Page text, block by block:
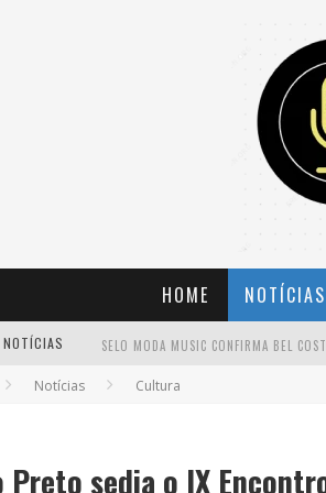
HOME NOTÍCIAS
BANDA MOLE DE BH ANUNCIA KAYETE
Notícias Cultura
Preto sedia o IX